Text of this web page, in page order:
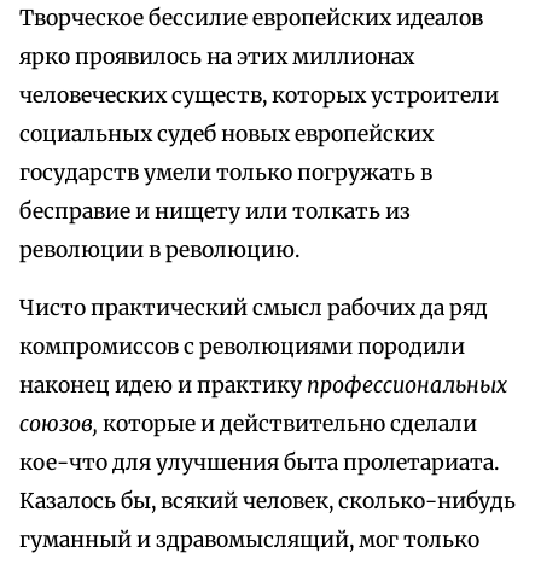
Творческое бессилие европейских идеалов
ярко проявилось на этих миллионах
человеческих существ, которых устроители
социальных судеб новых европейских
государств умели только погружать в
бесправие и нищету или толкать из
революции в революцию.
Чисто практический смысл рабочих да ряд
компромиссов с революциями породили
наконец идею и практикупрофессиональных
союзов, которые и действительно сделали
кое-что для улучшения быта пролетариата.
Казалось бы, всякий человек, сколько-нибудь
гуманный и здравомыслящий, мог только